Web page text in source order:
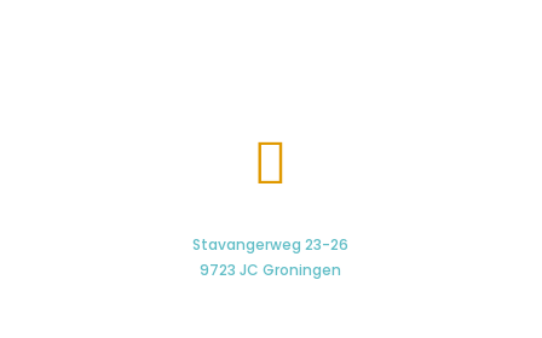

Stavangerweg 23-26
9723 JC Groningen